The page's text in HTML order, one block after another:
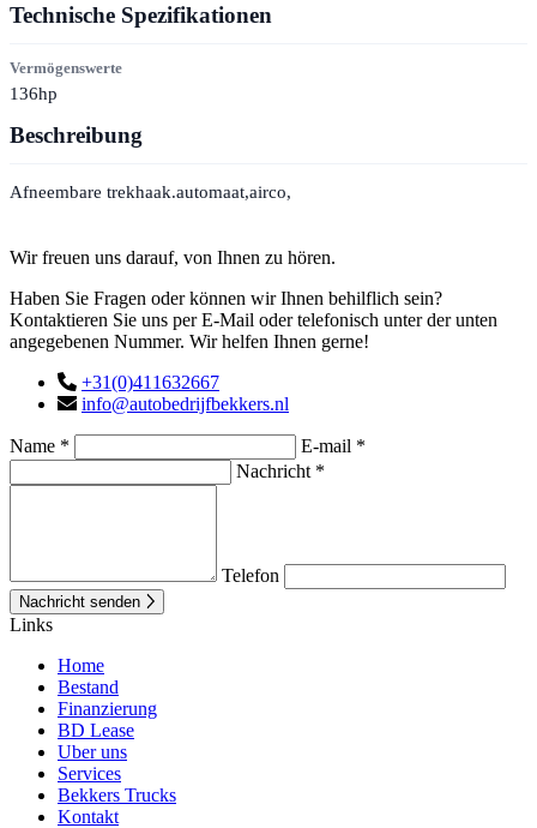
Technische Spezifikationen
Vermögenswerte
136hp
Beschreibung
Afneembare trekhaak.automaat,airco,
Wir freuen uns darauf, von Ihnen zu hören.
Haben Sie Fragen oder können wir Ihnen behilflich sein?
Kontaktieren Sie uns per E-Mail oder telefonisch unter der unten
angegebenen Nummer. Wir helfen Ihnen gerne!
+31(0)411632667
info@autobedrijfbekkers.nl
Name *
E-mail *
Nachricht *
Telefon
Nachricht senden
Links
Home
Bestand
Finanzierung
BD Lease
Uber uns
Services
Bekkers Trucks
Kontakt